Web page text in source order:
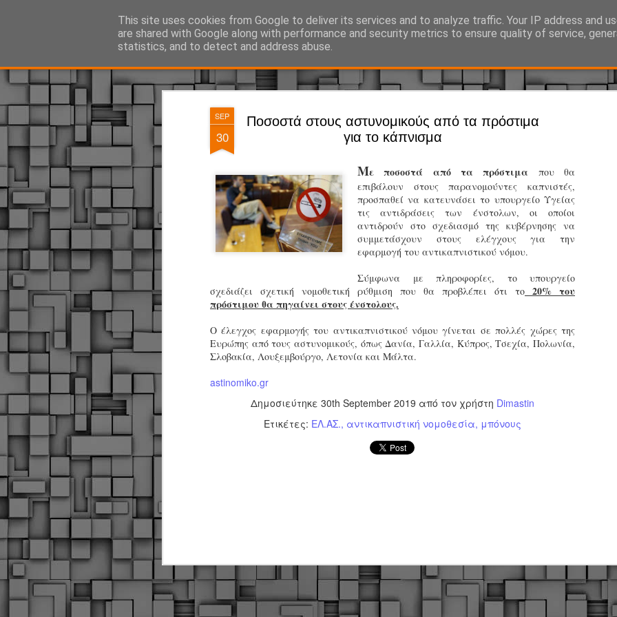
SEP
30
Ποσοστά στους αστυνομικούς από τα πρόστιμα
για το κάπνισμα
Με ποσοστά από τα πρόστιμα που θα
επιβάλουν στους παρανομούντες καπνιστές,
προσπαθεί να κατευνάσει το υπουργείο Υγείας
τις αντιδράσεις των ένστολων, οι οποίοι
αντιδρούν στο σχεδιασμό της κυβέρνησης να
συμμετάσχουν στους ελέγχους για την
εφαρμογή του αντικαπνιστικού νόμου.
Σύμφωνα με πληροφορίες, το υπουργείο
σχεδιάζει σχετική νομοθετική ρύθμιση που θα προβλέπει ότι το 20% του
πρόστιμου θα πηγαίνει στους ένστολους.
Ο έλεγχος εφαρμογής του αντικαπνιστικού νόμου γίνεται σε πολλές χώρες της
Ευρώπης από τους αστυνομικούς, όπως Δανία, Γαλλία, Κύπρος, Τσεχία, Πολωνία,
Σλοβακία, Λουξεμβούργο, Λετονία και Μάλτα.
astinomiko.gr
Δημοσιεύτηκε 30th September 2019 από τον χρήστη Dimastin
Ετικέτες: ΕΛ.ΑΣ. αντικαπνιστική νομοθεσία μπόνους
This site uses cookies from Google to deliver its services and to analyze traffic. Your IP address and
are shared with Google along with performance and security metrics to ensure quality of service,
statistics, and to detect and address abuse.
ΔΗΜΟΤΙΚΗ ΑΣΤΥΝΟΜΙΑ, τα νέα! Ό, τι συμβαίνει γύρω από τη Δημοτική Αστυνομία, την τοπική
JUL
Άργος -
Ξεκινά επίσημα η
Η Δημοτική Αστυνομία
καθώς από την 1η
επιχειρησιακή
χώρους.
ήδη ολοκληρώσει την
είναι έτοιμοι να
στελεχών της υπηρεσίας.
JUN
Δήμος Κοζάνης :
Αναμνηστικά
JUN
Απολογισμός των
ελέγχων σε ιδιοκτήτες
JUN
Δημοτική Αστυνομία
Θεσσαλονίκης: Ένταση